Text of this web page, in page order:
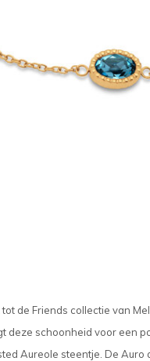
de Friends collectie van
deze schoonheid voor een
Aureole steentje. De